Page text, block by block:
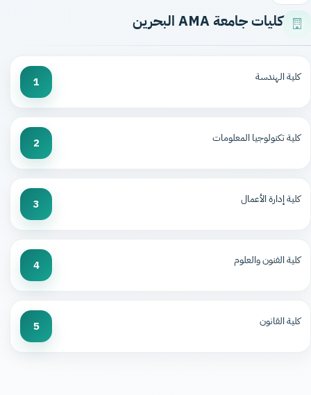
كليات جامعة AMA البحرين
كلية الهندسة 1
كلية تكنولوجيا المعلومات 2
كلية إدارة الأعمال 3
كلية الفنون والعلوم 4
كلية القانون 5